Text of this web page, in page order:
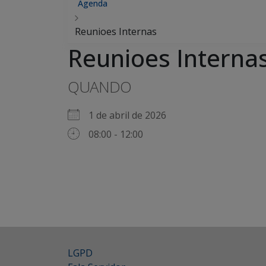
Agenda
Reunioes Internas
Reunioes
QUANDO
1 de abril de 2026
08:00 - 12:00
LGPD